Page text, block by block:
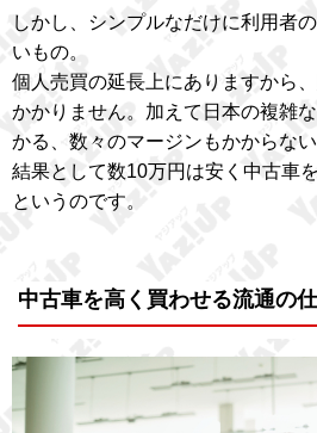
しかし、シンプルなだけに利用者
いもの。
個人売買の延長上にありますから
かかりません。加えて日本の複雑
かる、数々のマージンもかからない
結果として数10万円は安く中古車
というのです。
中古車を高く買わせる流通の